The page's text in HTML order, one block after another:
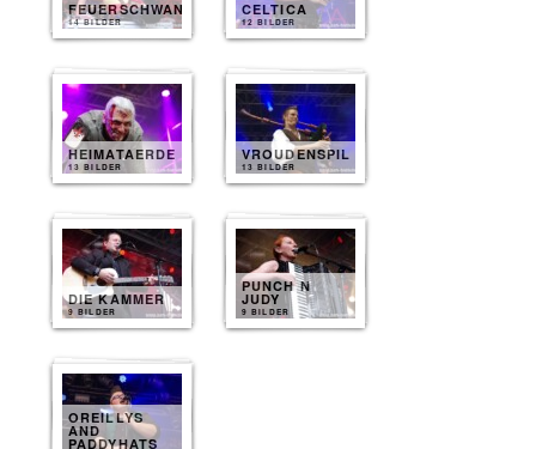
FEUERSCHWANZ
14 BILDER
CELTICA
12 BILDER
HEIMATAERDE
13 BILDER
VROUDENSPIL
13 BILDER
DIE KAMMER
9 BILDER
PUNCH N
JUDY
9 BILDER
OREILLYS
AND
PADDYHATS